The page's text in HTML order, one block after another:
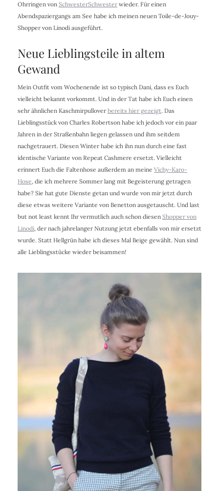
Ohrringen von SchwesterSchwesterwieder. Für einen
Abendspaziergangs am See habe ich meinen neuen Toile-de-Jouy-
Shopper von Linodi ausgeführt.
Neue Lieblingsteile in altem
Gewand
Mein Outfit vom Wochenende ist so typisch Dani, dass es Euch
vielleicht bekannt vorkommt. Und in der Tat habe ich Euch einen
sehr ähnlichen Kaschmirpullover bereits hier gezeigt. Das
Lieblingsstück von Charles Robertson habe ich jedoch vor ein paar
Jahren in der Straßenbahn liegen gelassen und ihm seitdem
nachgetrauert. Diesen Winter habe ich ihn nun durch eine fast
identische Variante von Repeat Cashmere ersetzt. Vielleicht
erinnert Euch die Faltenhose außerdem an meine Vichy-Karo-
Hose, die ich mehrere Sommer lang mit Begeisterung getragen
habe? Sie hat gute Dienste getan und wurde von mir jetzt durch
diese etwas weitere Variante von Benetton ausgetauscht. Und last
but not least kennt Ihr vermutlich auch schon diesen Shopper von
Linodi, der nach jahrelanger Nutzung jetzt ebenfalls von mir ersetzt
wurde. Statt Hellgrün habe ich dieses Mal Beige gewählt. Nun sind
alle Lieblingsstücke wieder beisammen!